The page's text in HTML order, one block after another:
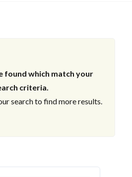
found which match your
criteria.
search to find more results.